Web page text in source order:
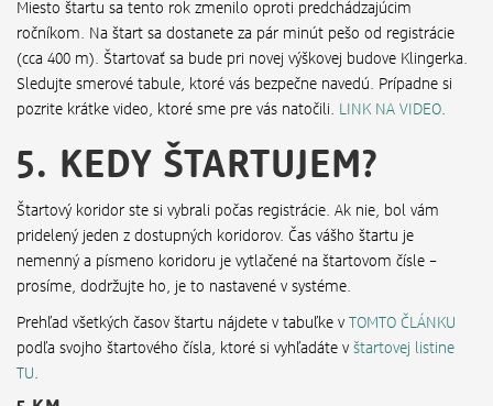
Miesto štartu sa tento rok zmenilo oproti predchádzajúcim
ročníkom. Na štart sa dostanete za pár minút pešo od registrácie
(cca 400 m). Štartovať sa bude pri novej výškovej budove Klingerka.
Sledujte smerové tabule, ktoré vás bezpečne navedú. Prípadne si
pozrite krátke video, ktoré sme pre vás natočili. LINK NA VIDEO.
5. KEDY ŠTARTUJEM?
Štartový koridor ste si vybrali počas registrácie. Ak nie, bol vám
pridelený jeden z dostupných koridorov. Čas vášho štartu je
nemenný a písmeno koridoru je vytlačené na štartovom čísle –
prosíme, dodržujte ho, je to nastavené v systéme.
Prehľad všetkých časov štartu nájdete v tabuľke v
TOMTO ČLÁNKU
podľa svojho štartového čísla, ktoré si vyhľadáte v štartovej listine
TU.